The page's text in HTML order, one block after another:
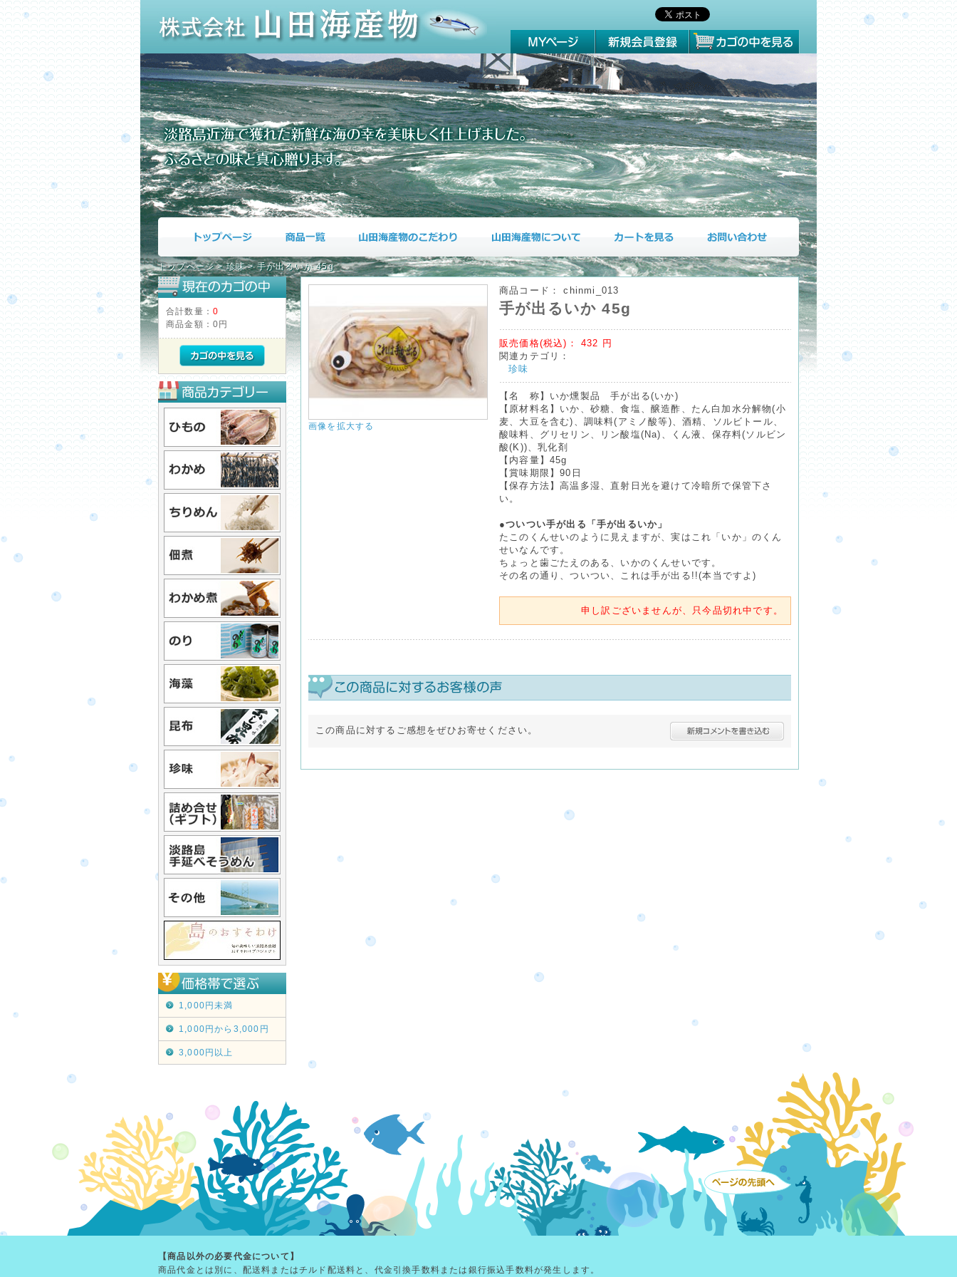
トップページ >珍味 >手が出るいか 45g
合計数量： 0
商品金額： 0円
1,000円未満
1,000円から3,000円
3,000円以上
画像を拡大する
商品コード： chinmi_013
手が出るいか 45g
販売価格(税込)： 432 円
関連カテゴリ：
珍味
【名 称】いか燻製品 手が出る(いか)
【原材料名】いか、砂糖、食塩、醸造酢、たん白加水分解物(小
麦、大豆を含む)、調味料(アミノ酸等)、酒精、ソルビトール、
酸味料、グリセリン、リン酸塩(Na)、くん液、保存料(ソルビン
酸(K))、乳化剤
【内容量】45g
【賞味期限】90日
【保存方法】高温多湿、直射日光を避けて冷暗所で保管下さ
い。
●ついつい手が出る「手が出るいか」
たこのくんせいのように見えますが、実はこれ「いか」のくん
せいなんです。
ちょっと歯ごたえのある、いかのくんせいです。
その名の通り、ついつい、これは手が出る!!(本当ですよ)
申し訳ございませんが、只今品切れ中です。
この商品に対するご感想をぜひお寄せください。
【商品以外の必要代金について】
商品代金とは別に、配送料またはチルド配送料と、代金引換手数料または銀行振込手数料が発生します。